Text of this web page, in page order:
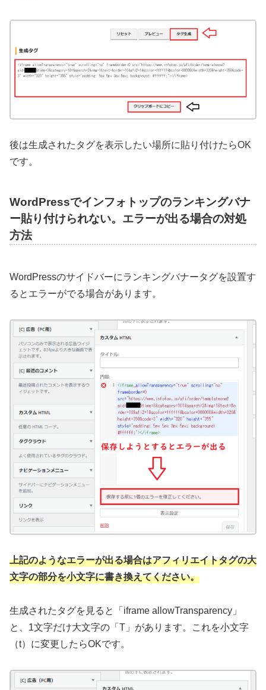
後は生成されたタグを表示したい場所に貼り付けたらOK
です。
WordPressでインフォトップのランキングバナ
ー貼り付けられない。エラーが出る場合の対処
方法
WordPressのサイドバーにランキングバナータグを設置す
るとエラーがでる場合があります。
上記のようなエラーが出る場合はアフィリエイトタグの大
文字の部分を小文字に書き換えてください。
生成されたタグを見ると「iframe allowTransparency」
と、1文字だけ大文字の「T」があります。これを小文字
（t）に変更したらOKです。